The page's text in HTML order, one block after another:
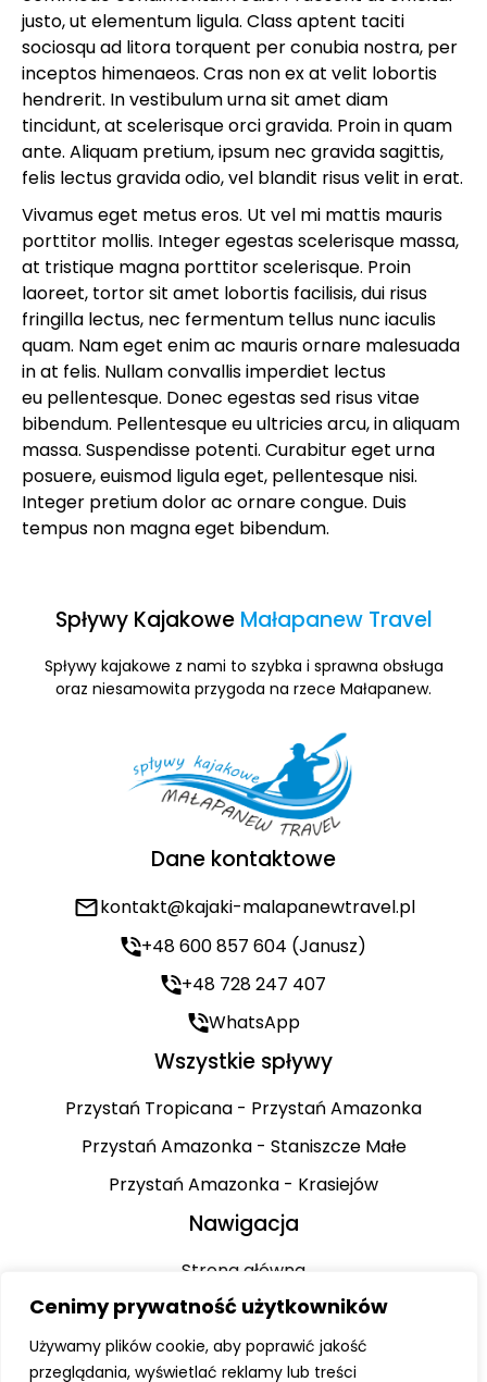
Cenimy prywatność użytkowników
Używamy plików cookie, aby poprawić jakość
przeglądania, wyświetlać reklamy lub treści
justo, ut elementum ligula. Class aptent taciti
sociosqu ad litora torquent per conubia nostra, per
inceptos himenaeos. Cras non ex at velit lobortis
hendrerit. In vestibulum urna sit amet diam
tincidunt, at scelerisque orci gravida. Proin in quam
ante. Aliquam pretium, ipsum nec gravida sagittis,
felis lectus gravida odio, vel blandit risus velit in erat.
Vivamus eget metus eros. Ut vel mi mattis mauris
porttitor mollis. Integer egestas scelerisque massa,
at tristique magna porttitor scelerisque. Proin
laoreet, tortor sit amet lobortis facilisis, dui risus
fringilla lectus, nec fermentum tellus nunc iaculis
quam. Nam eget enim ac mauris ornare malesuada
in at felis. Nullam convallis imperdiet lectus
eu pellentesque. Donec egestas sed risus vitae
bibendum. Pellentesque eu ultricies arcu, in aliquam
massa. Suspendisse potenti. Curabitur eget urna
posuere, euismod ligula eget, pellentesque nisi.
Integer pretium dolor ac ornare congue. Duis
tempus non magna eget bibendum.
Spływy Kajakowe Małapanew Travel
Spływy kajakowe z nami to szybka i sprawna obsługa
oraz niesamowita przygoda na rzece Małapanew.
Dane kontaktowe
kontakt@kajaki-malapanewtravel.pl
+48 600 857 604 (Janusz)
+48 728 247 407
WhatsApp
Wszystkie spływy
Przystań Tropicana - Przystań Amazonka
Przystań Amazonka - Staniszcze Małe
Przystań Amazonka - Krasiejów
Nawigacja
Strona główna
Rodzaje spływów
Trasy